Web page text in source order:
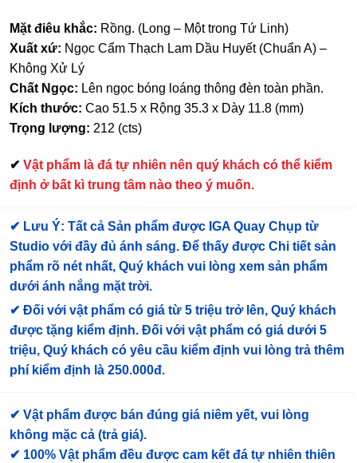
Mặt điêu khắc: Rồng. (Long – Một trong Tứ Linh)
Xuất xứ: Ngọc Cẩm Thạch Lam Dầu Huyết (Chuẩn A) –
Không Xử Lý
Chất Ngọc: Lên ngọc bóng loáng thông đèn toàn phần.
Kích thước: Cao 51.5 x Rộng 35.3 x Dày 11.8 (mm)
Trọng lượng: 212 (cts)
✔ Vật phẩm là đá tự nhiên nên quý khách có thể kiểm
định ở bất kì trung tâm nào theo ý muốn.
✔ Lưu Ý: Tất cả Sản phẩm được IGA Quay Chụp từ
Studio với đầy đủ ánh sáng. Để thấy được Chi tiết sản
phẩm rõ nét nhất, Quý khách vui lòng xem sản phẩm
dưới ánh nắng mặt trời.
✔ Đối với vật phẩm có giá từ 5 triệu trở lên, Quý khách
được tặng kiểm định. Đối với vật phẩm có giá dưới 5
triệu, Quý khách có yêu cầu kiểm định vui lòng trả thêm
phí kiểm định là 250.000đ.
✔ Vật phẩm được bán đúng giá niêm yết, vui lòng
không mặc cả (trả giá).
✔ 100% Vật phẩm đều được cam kết đá tự nhiên thiên